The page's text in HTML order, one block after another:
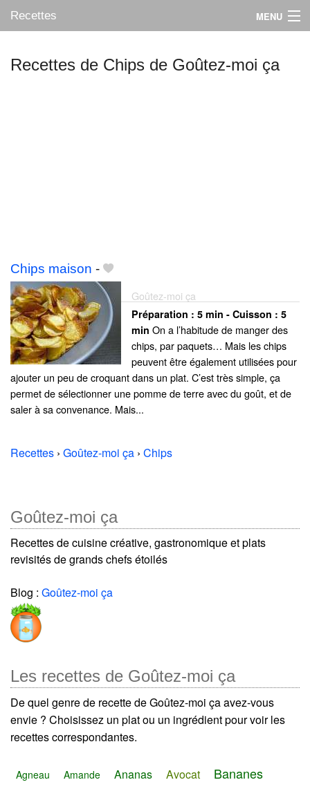
Recettes MENU
Recettes de Chips de Goûtez-moi ça
Chips maison -
Goûtez-moi ça
Préparation : 5 min - Cuisson : 5
min On a l’habitude de manger des
chips, par paquets… Mais les chips
peuvent être également utilisées pour
ajouter un peu de croquant dans un plat. C’est très simple, ça
permet de sélectionner une pomme de terre avec du goût, et de
saler à sa convenance. Mais...
Recettes › Goûtez-moi ça › Chips
Goûtez-moi ça
Recettes de cuisine créative, gastronomique et plats
revisités de grands chefs étoilés
Blog : Goûtez-moi ça
Les recettes de Goûtez-moi ça
De quel genre de recette de Goûtez-moi ça avez-vous
envie ? Choisissez un plat ou un ingrédient pour voir les
recettes correspondantes.
Agneau Amande Ananas Avocat Bananes